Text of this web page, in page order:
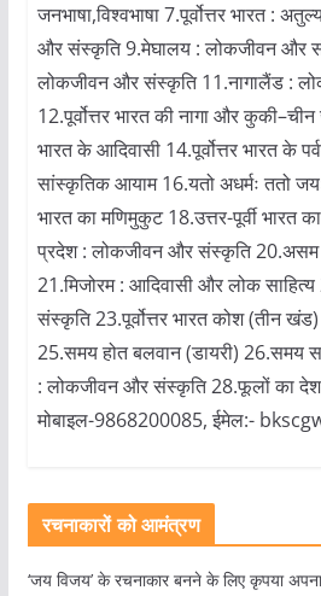
जनभाषा,विश्वभाषा 7.पूर्वोत्तर भारत :
और संस्कृति 9.मेघालय : लोकजीवन और
लोकजीवन और संस्कृति 11.नागालैंड :
12.पूर्वोत्तर भारत की नागा और कुकी–चीन
भारत के आदिवासी 14.पूर्वोत्तर भारत के
सांस्कृतिक आयाम 16.यतो अधर्मः ततो
भारत का मणिमुकुट 18.उत्तर-पूर्वी भारत
प्रदेश : लोकजीवन और संस्कृति 20.असम
21.मिजोरम : आदिवासी और लोक साहित्य
संस्कृति 23.पूर्वोत्तर भारत कोश (तीन
25.समय होत बलवान (डायरी) 26.समय
: लोकजीवन और संस्कृति 28.फूलों का देश
मोबाइल-9868200085, ईमेल:-
रचनाकारों को आमंत्रण
‘जय विजय’ के रचनाकार बनने के लिए कृपया